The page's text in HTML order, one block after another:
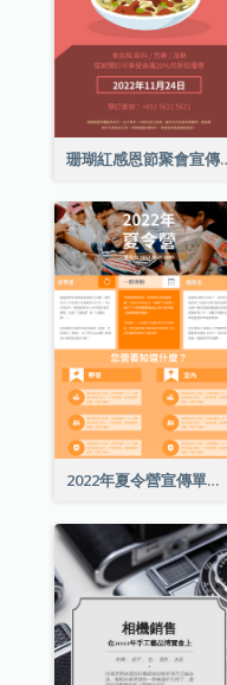
珊瑚紅
2022年夏令營宣傳單張